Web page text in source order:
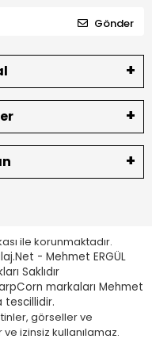
Gönder
ile korunmaktadır.
- Mehmet ERGÜL
Saklıdır
markaları Mehmet
tescillidir.
görseller ve
izinsiz kullanılamaz.